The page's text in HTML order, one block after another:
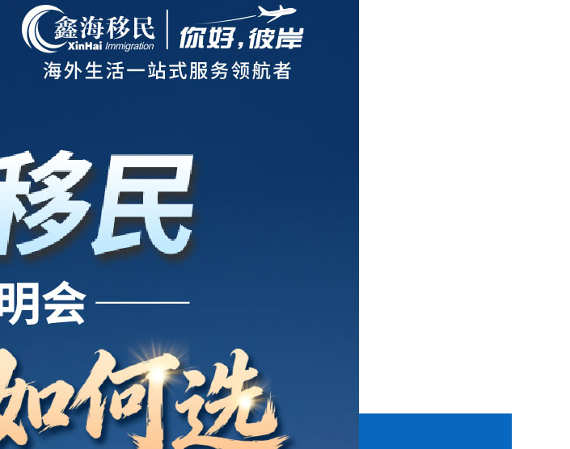
美国
澳洲
加拿大
亚洲
海房
开户
安家
案例